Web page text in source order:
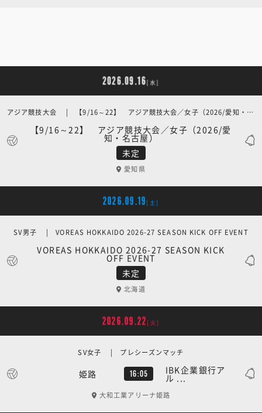
2026.09.16[水]
未定
【9/16～22】 アジア競技大会／女子（2026/愛
知・名古屋）
アジア競技大会 | 【9/16～22】 アジア競技大会／女子（2026/愛知・名古屋）
愛知県
2026.09.19 [土]
未定
VOREAS HOKKAIDO 2026-27 SEASON KICK
OFF EVENT
SV男子 | VOREAS HOKKAIDO 2026-27 SEASON KICK OFF EVENT
北海道
2026.09.22 [火]
姫路 16:05 IBK企業銀行ア
ル ...
SV女子 | プレシーズンマッチ
大和工業アリーナ姫路